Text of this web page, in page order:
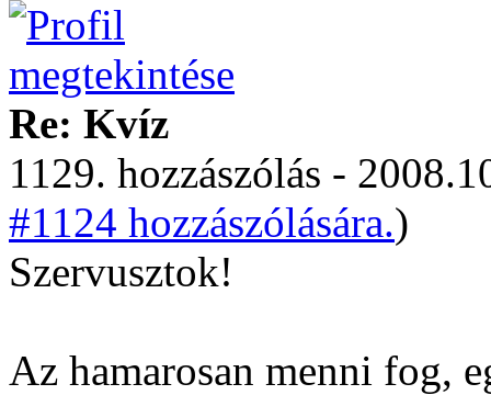
Re: Kvíz
1129. hozzászólás -
#1124 hozzászólására.)
Szervusztok!
Az hamarosan menni fog,